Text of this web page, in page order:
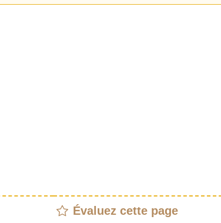
Évaluez cette page